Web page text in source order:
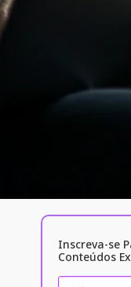
Inscreva-se
Conteúdos